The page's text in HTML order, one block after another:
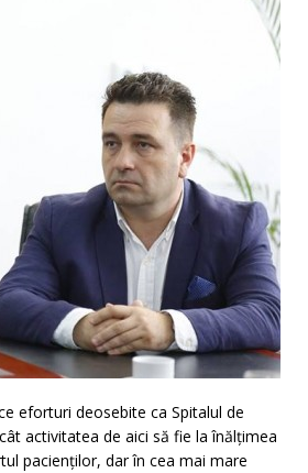
eforturi deosebite ca Spitalul de
activitatea de aici să fie la înălțimea
pacienților, dar în cea mai mare